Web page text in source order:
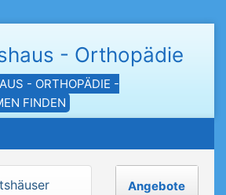
- Orthopädie
- ORTHOPÄDIE -
FINDEN
Angebote